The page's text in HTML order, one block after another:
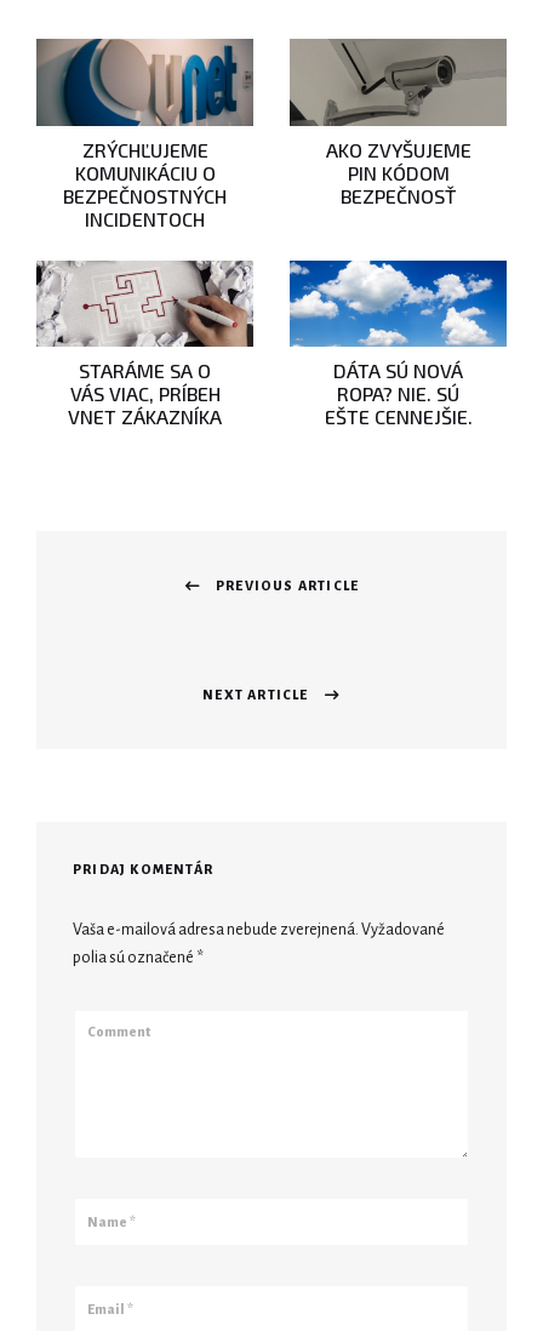
ZRÝCHĽUJEME
KOMUNIKÁCIU O
BEZPEČNOSTNÝCH
INCIDENTOCH
AKO ZVYŠUJEME
PIN KÓDOM
BEZPEČNOSŤ
STARÁME SA O
VÁS VIAC, PRÍBEH
VNET ZÁKAZNÍKA
DÁTA SÚ NOVÁ
ROPA? NIE. SÚ
EŠTE CENNEJŠIE.
PREVIOUS ARTICLE
NEXT ARTICLE
PRIDAJ KOMENTÁR
Vaša e-mailová adresa nebude zverejnená. Vyžadované
polia sú označené *